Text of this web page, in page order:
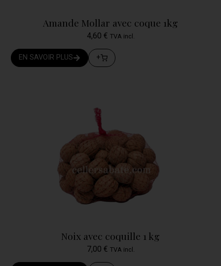
Amande Mollar avec coque 1kg
4,60 € TVA incl.
EN SAVOIR PLUS +
Noix avec coquille 1 kg
7,00 € TVA incl.